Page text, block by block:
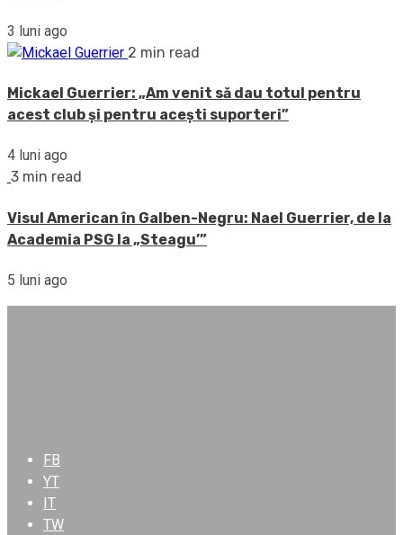
3 luni ago
2 min read
Mickael Guerrier: „Am venit să dau totul pentru
acest club și pentru acești suporteri”
4 luni ago
3 min read
Visul American în Galben-Negru: Nael Guerrier, de la
Academia PSG la „Steagu’”
5 luni ago
FB
YT
IT
TW